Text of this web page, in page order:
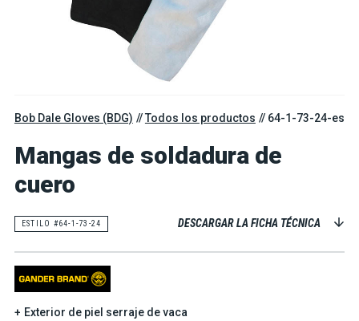
Bob Dale Gloves (BDG) Todos los productos 64-1-73-24-es
Mangas de soldadura de
cuero
ESTILO #64-1-73-24 DESCARGAR LA FICHA TÉCNICA
Exterior de piel serraje de vaca